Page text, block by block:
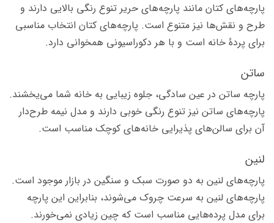
پارچه‌های کتان مانند پارچه‌های حریر تنوع رنگی بالایی دارند و
طرح و نقش‌ها نیز متنوع است. پارچه‌های کتان انتخاب مناسبی
برای پردۀ خانه است و با هر دکوراسیونی همخوانی دارد.
ساتن
پارچه ساتن در عین سادگی، جلوه زیبایی به خانه شما می‌یخشند.
پارچه‌های ساتن نیز تنوع رنگی خوبی دارند و مدل نیمه طرح‌دار
آن برای سالن‌های پذیرایی خانه‌های کوچک مناسب است.
لنین
پارچه‌های لنین به دو صورت سبک و سنگین در بازار موجود است.
پارچه‌های لنین به سرعت چروک می‌شوند، بنابراین این پارچه
برای مدل پرده‌هایی مناسب است که چین زیادی نمی‌خورند.